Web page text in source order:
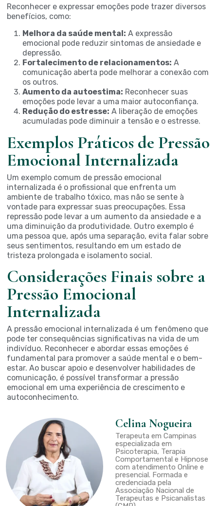
Reconhecer e expressar emoções pode trazer diversos
benefícios, como:
Melhora da saúde mental: A expressão
emocional pode reduzir sintomas de ansiedade e
depressão.
Fortalecimento de relacionamentos: A
comunicação aberta pode melhorar a conexão com
os outros.
Aumento da autoestima: Reconhecer suas
emoções pode levar a uma maior autoconfiança.
Redução do estresse: A liberação de emoções
acumuladas pode diminuir a tensão e o estresse.
Exemplos Práticos de Pressão
Emocional Internalizada
Um exemplo comum de pressão emocional
internalizada é o profissional que enfrenta um
ambiente de trabalho tóxico, mas não se sente à
vontade para expressar suas preocupações. Essa
repressão pode levar a um aumento da ansiedade e a
uma diminuição da produtividade. Outro exemplo é
uma pessoa que, após uma separação, evita falar sobre
seus sentimentos, resultando em um estado de
tristeza prolongada e isolamento social.
Considerações Finais sobre a
Pressão Emocional
Internalizada
A pressão emocional internalizada é um fenômeno que
pode ter consequências significativas na vida de um
indivíduo. Reconhecer e abordar essas emoções é
fundamental para promover a saúde mental e o bem-
estar. Ao buscar apoio e desenvolver habilidades de
comunicação, é possível transformar a pressão
emocional em uma experiência de crescimento e
autoconhecimento.
Celina Nogueira
Terapeuta em Campinas
especializada em
Psicoterapia, Terapia
Comportamental e Hipnose
com atendimento Online e
presencial. Formada e
credenciada pela
Associação Nacional de
Terapeutas e Psicanalistas